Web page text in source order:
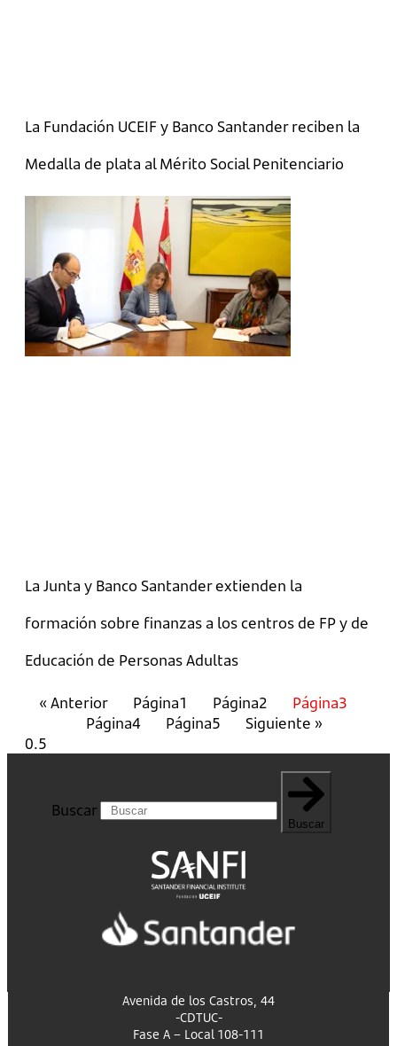
La Fundación UCEIF y Banco Santander reciben la
Medalla de plata al Mérito Social Penitenciario
La Junta y Banco Santander extienden la
formación sobre finanzas a los centros de FP y de
Educación de Personas Adultas
« Anterior Página1 Página2 Página3
Página4 Página5 Siguiente »
Buscar
Buscar
Avenida de los Castros, 44
-CDTUC-
Fase A – Local 108-111